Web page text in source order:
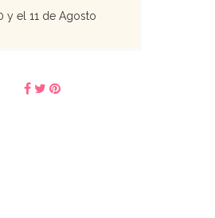
y el 11 de Agosto